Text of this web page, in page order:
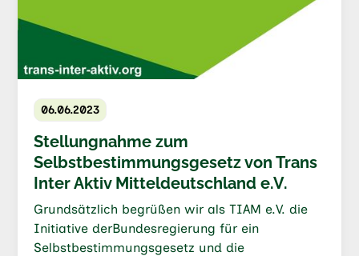
06.06.2023
Stellungnahme zum
Selbstbestimmungsgesetz von Trans
Inter Aktiv Mitteldeutschland e.V.
Grundsätzlich begrüßen wir als TIAM e.V. die
Initiative derBundesregierung für ein
Selbstbestimmungsgesetz und die